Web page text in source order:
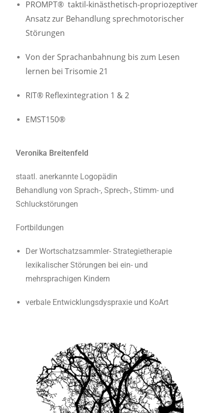
PROMPT®taktil-kinästhetisch-propriozeptiver
Ansatz zur Behandlung sprechmotorischer
Störungen
Von der Sprachanbahnung bis zum Lesen
lernen bei Trisomie 21
RIT® Reflexintegration 1 & 2
EMST150®
Veronika Breitenfeld
staatl. anerkannte Logopädin
Behandlung von Sprach-, Sprech-, Stimm- und
Schluckstörungen
Fortbildungen
Der Wortschatzsammler- Strategietherapie
lexikalischer Störungen bei ein- und
mehrsprachigen Kindern
verbale Entwicklungsdyspraxie und KoArt